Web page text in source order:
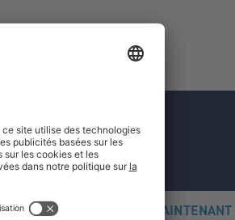
S'INSCRIRE MAINTENANT